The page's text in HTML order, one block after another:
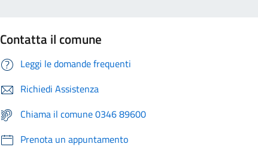
Contatta il comune
Leggi le domande frequenti
Richiedi Assistenza
Chiama il comune 0346 89600
Prenota un appuntamento